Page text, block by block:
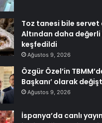
Toz tanesi bile servet
Altından daha
keşfedildi
Ağustos 9, 2026
Özgür Özel’in
Başkanı’ olarak
Ağustos 9, 2026
İspanya’da canlı